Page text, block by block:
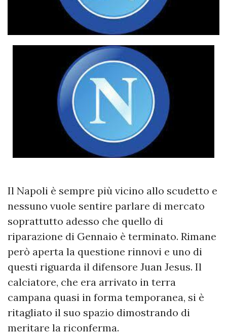
Il Napoli è sempre più vicino allo scudetto e
nessuno vuole sentire parlare di mercato
soprattutto adesso che quello di
riparazione di Gennaio è terminato. Rimane
però aperta la questione rinnovi e uno di
questi riguarda il difensore Juan Jesus. Il
calciatore, che era arrivato in terra
campana quasi in forma temporanea, si è
ritagliato il suo spazio dimostrando di
meritare la riconferma.